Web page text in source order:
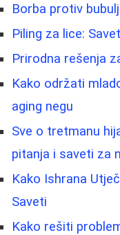
Borba protiv
Piling za lice:
Prirodna rešenja
Kako održati
aging negu
Sve o tretmanu
pitanja i saveti za
Kako Ishrana
Saveti
Kako rešiti